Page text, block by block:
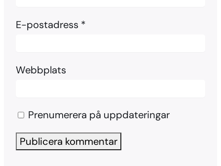
E-postadress *
Webbplats
Prenumerera på uppdateringar